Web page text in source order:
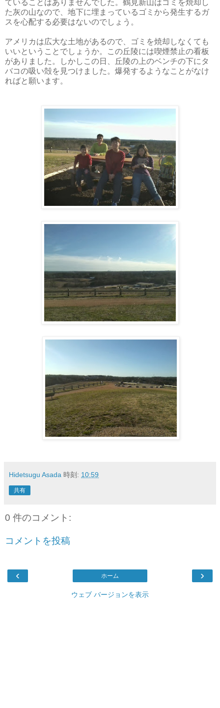
ていることはありませんでした。鶴見新山はゴミを焼却し
た灰の山なので、地下に埋まっているゴミから発生するガ
スを心配する必要はないのでしょう。
アメリカは広大な土地があるので、ゴミを焼却しなくても
いいということでしょうか。この丘陵には喫煙禁止の看板
がありました。しかしこの日、丘陵の上のベンチの下にタ
バコの吸い殻を見つけました。爆発するようなことがなけ
ればと願います。
Hidetsugu Asada 時刻: 10:59
共有
0 件のコメント:
コメントを投稿
‹ ›
ホーム
ウェブ バージョンを表示